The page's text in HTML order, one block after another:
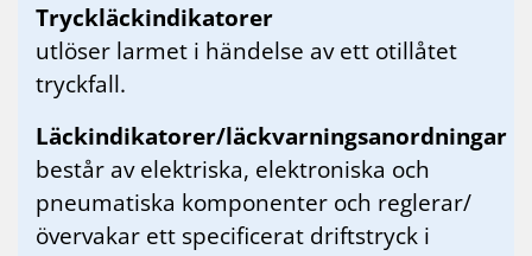
Tryckläckindikatorer
utlöser larmet i händelse av ett otillåtet
tryckfall.
Läckindikatorer/läckvarningsanordningar
består av elektriska, elektroniska och
pneumatiska komponenter och reglerar/
övervakar ett specificerat driftstryck i